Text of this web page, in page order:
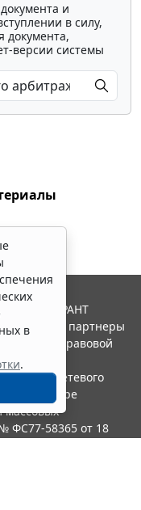
и
в силу,
документа,
версии системы
в
.
ГАРАНТ
и ее партнеры
правовой
сетевого
в сфере
массовых
ФС77-58365 от 18